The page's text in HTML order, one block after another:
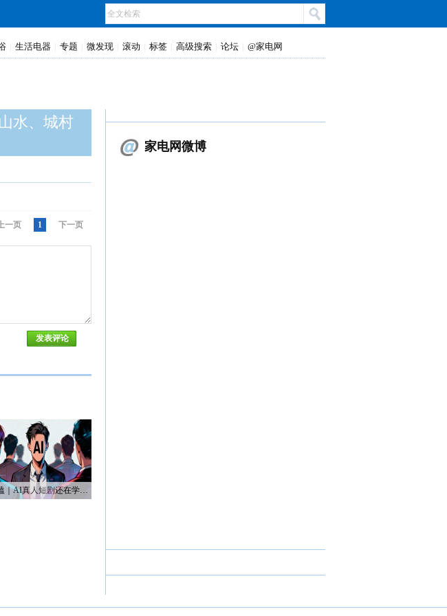
生活电器 专题 微发现 滚动 标签 高级搜索 论坛 @家电网
水、城村
一页 1 下一页
唠嗑｜AI真人短剧还在学做人 AI漫剧已经开始赚钱
家电网微博